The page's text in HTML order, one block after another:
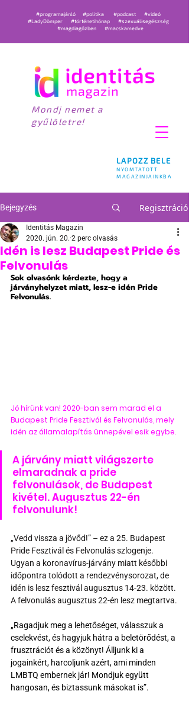
LAPOZZ BELE
NYOMTATOTT
MAGAZINJAINKBA
#programajánló #politika #podcast
#videó
#LadyDömper
#történetihónap
#szexuálisegészség
#magdiagőzben
#macskamedve
Mondj nemet a
gyűlöletre!
Bejegyzés Regisztráció
Idén is lesz Budapest Pride és
Felvonulás
Identitás Magazin
2020. jún. 20. 2 perc olvasás
Sok olvasónk kérdezte, hogy a
járványhelyzet miatt, lesz-e idén Pride
Felvonulás.
Jó hírünk van! 2020-ban sem marad el a
Budapest Pride Fesztivál és Felvonulás, mely
idén az államalapítás ünnepével esik egybe.
A járvány miatt világszerte
elmaradnak a pride
felvonulások, de Budapest
kivétel. Augusztus 22-én
felvonulunk!
„Vedd vissza a jövőd!” – ez a 25. Budapest
Pride Fesztivál és Felvonulás szlogenje.
Ugyan a koronavírus-járvány miatt későbbi
időpontra tolódott a rendezvénysorozat, de
idén is lesz fesztivál augusztus 14-23. között.
A felvonulás augusztus 22-én lesz megtartva.
„Ragadjuk meg a lehetőséget, válasszuk a
cselekvést, és hagyjuk hátra a beletörődést, a
frusztrációt és a közönyt! Álljunk ki a
jogainkért, harcoljunk azért, ami minden
LMBTQ embernek jár! Mondjuk együtt
hangosan, és biztassunk másokat is”.